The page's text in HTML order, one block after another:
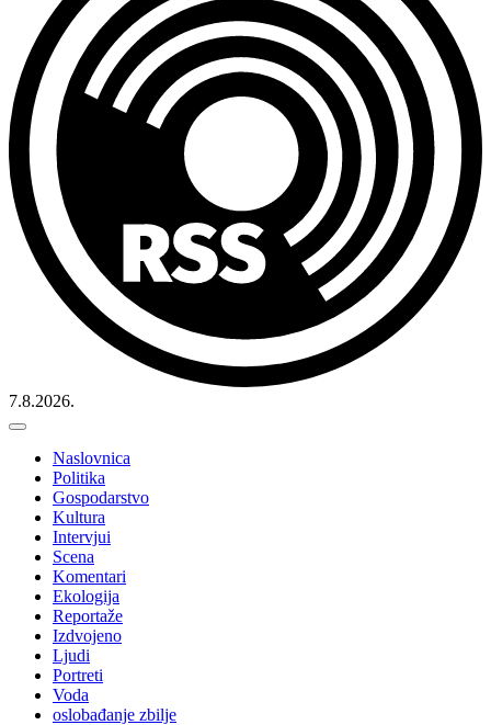
7.8.2026.
Naslovnica
Politika
Gospodarstvo
Kultura
Intervjui
Scena
Komentari
Ekologija
Reportaže
Izdvojeno
Ljudi
Portreti
Voda
oslobađanje zbilje